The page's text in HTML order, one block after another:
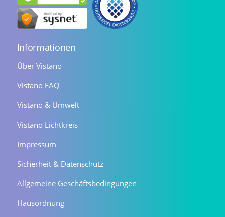
Informationen
Über Vistano
Vistano FAQ
Vistano & Umwelt
Vistano Lichtkreis
Impressum
Sicherheit & Datenschutz
Allgemeine Geschäftsbedingungen
Hausordnung